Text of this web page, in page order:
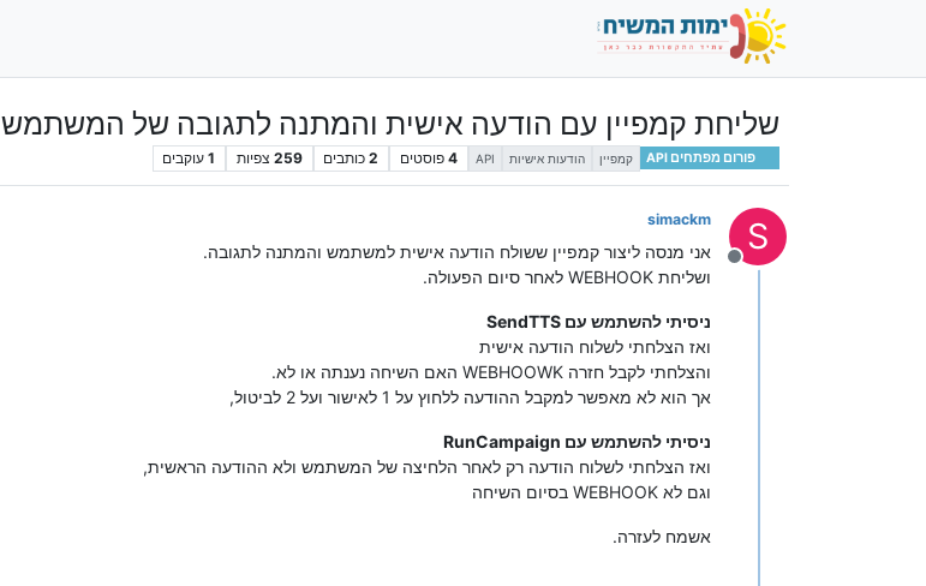
שליחת קמפיין עם הודעה אישית והמתנה לתגובה של המשתמש
פורום מפתחים API קמפיין הודעות אישיות API
4 פוסטים 2 כותבים 259 צפיות 1 עוקבים
S
מנותק
simackm
אני מנסה ליצור קמפיין ששולח הודעה אישית למשתמש והמתנה לתגובה.
ושליחת WEBHOOK לאחר סיום הפעולה.
ניסיתי להשתמש עם SendTTS
ואז הצלחתי לשלוח הודעה אישית
והצלחתי לקבל חזרה WEBHOOWK האם השיחה נענתה או לא.
אך הוא לא מאפשר למקבל ההודעה ללחוץ על 1 לאישור ועל 2 לביטול,
ניסיתי להשתמש עם RunCampaign
ואז הצלחתי לשלוח הודעה רק לאחר הלחיצה של המשתמש ולא ההודעה הראשית,
וגם לא WEBHOOK בסיום השיחה
אשמח לעזרה.